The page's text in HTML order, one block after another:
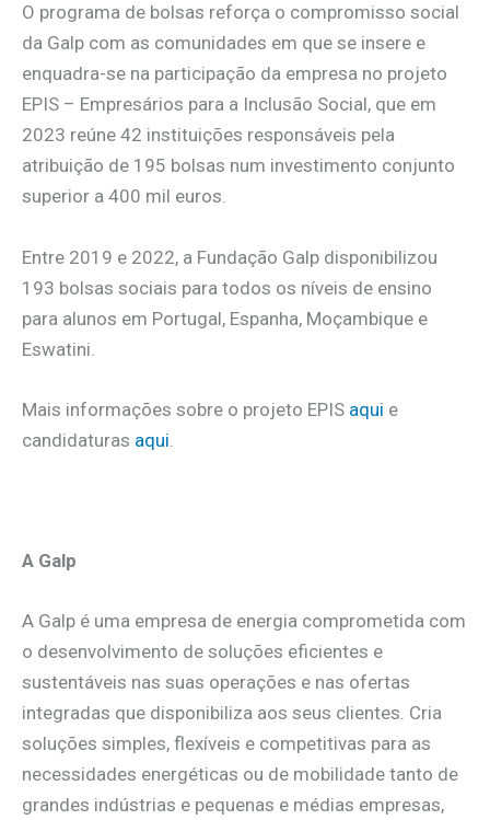
O programa de bolsas reforça o compromisso social
da Galp com as comunidades em que se insere e
enquadra-se na participação da empresa no projeto
EPIS – Empresários para a Inclusão Social, que em
2023 reúne 42 instituições responsáveis pela
atribuição de 195 bolsas num investimento conjunto
superior a 400 mil euros.
Entre 2019 e 2022, a Fundação Galp disponibilizou
193 bolsas sociais para todos os níveis de ensino
para alunos em Portugal, Espanha, Moçambique e
Eswatini.
Mais informações sobre o projeto EPIS aqui e
candidaturas aqui
A Galp
A Galp é uma empresa de energia comprometida com
o desenvolvimento de soluções eficientes e
sustentáveis nas suas operações e nas ofertas
integradas que disponibiliza aos seus clientes. Cria
soluções simples, flexíveis e competitivas para as
necessidades energéticas ou de mobilidade tanto de
grandes indústrias e pequenas e médias empresas,